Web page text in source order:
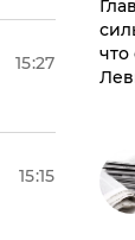
15:27
15:15
что